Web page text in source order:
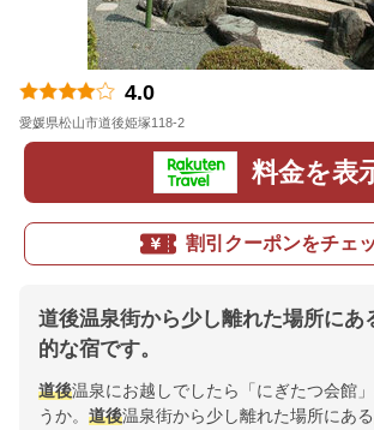
4.0
愛媛県松山市道後姫塚118-2
料金を表
割引クーポンをチェ
道後温泉街から少し離れた場所にあ
的な宿です。
道後温泉にお越しでしたら「にぎたつ会館
うか。 道後温泉街から少し離れた場所にある